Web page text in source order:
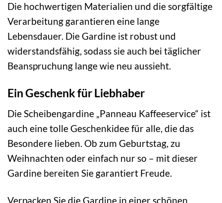
Die hochwertigen Materialien und die sorgfältige
Verarbeitung garantieren eine lange
Lebensdauer. Die Gardine ist robust und
widerstandsfähig, sodass sie auch bei täglicher
Beanspruchung lange wie neu aussieht.
Ein Geschenk für Liebhaber
Die Scheibengardine „Panneau Kaffeeservice“ ist
auch eine tolle Geschenkidee für alle, die das
Besondere lieben. Ob zum Geburtstag, zu
Weihnachten oder einfach nur so – mit dieser
Gardine bereiten Sie garantiert Freude.
Verpacken Sie die Gardine in einer schönen